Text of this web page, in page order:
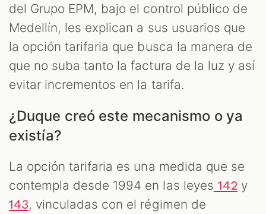
del Grupo EPM, bajo el control público de
Medellín, les explican a sus usuarios que
la opción tarifaria que busca la manera de
que no suba tanto la factura de la luz y así
evitar incrementos en la tarifa.
¿Duque creó este mecanismo o ya
existía?
La opción tarifaria es una medida que se
contempla desde 1994 en las leyes 142 y
143, vinculadas con el régimen de